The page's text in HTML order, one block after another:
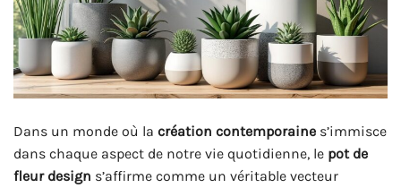
Dans un monde où la création contemporaine s’immisce
dans chaque aspect de notre vie quotidienne, le pot de
fleur design s’affirme comme un véritable vecteur